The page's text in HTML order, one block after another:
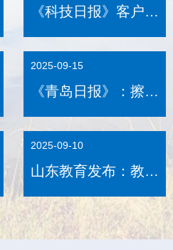
基
《科技日报》客户
领域破译“最优解”
2025-09-15
《青岛日报》：擦亮
子的人生都出彩——
访乐动在线登录党委
书记王君松
2025-09-10
山东教育发布：教师
刘伟韬：深耕煤海育
桃李 勇攀高峰护安